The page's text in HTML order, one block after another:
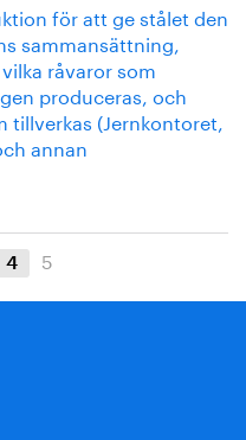
för att ge stålet den
sammansättning,
råvaror som
produceras, och
tillverkas (Jernkontoret,
annan
4 5